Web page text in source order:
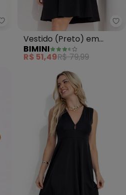
Moda Pop - Vestido (Floral
Vestido (Preto) em
Cotton
BIMINI
R$ 51,49R$ 79,99